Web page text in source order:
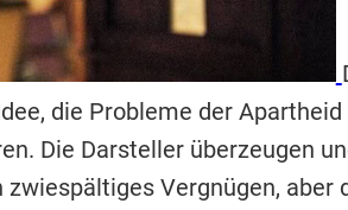
die Probleme der
Die Darsteller überzeugen
Vergnügen, aber